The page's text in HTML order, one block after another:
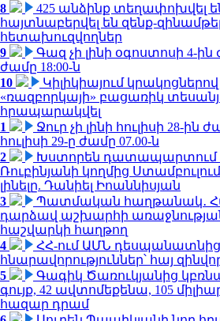
8
425 անձինք տեղափոխվել
հայտնաբերվել են զենք-
հետախուզվողներ
9
Գազ չի լինի օգոստոսի 4-ին
ժամը 18:00-ն
10
Կիլիկիայում
«ռազբորկայի» բացառիկ
հրապարակվել
1
Ջուր չի լինի հուլիսի 28-ին
հուլիսի 29-ը ժամը 07.00-ն
2
Խստորեն դատապարտում
Ռուբինյանի կողմից
լինելը. Դանիել Իոաննիսյան
3
Պատմական հաղթանակ․
դարձավ աշխարհի
հաշվարկի հաղթող
4
ՀՀ-ում ԱՄՆ դեսպանատնից
հնարավորություններ՝ հայ
5
Գագիկ Ծառուկյանից
գույք, 42 ավտոմեքենա, 105
հազար դրամ